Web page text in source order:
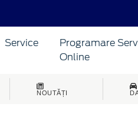
Service
Programare
Online
NOUTĂȚI